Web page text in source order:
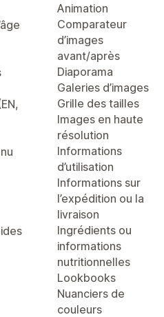
Animation
Comparateur
d’images
avant/après
Diaporama
Galeries d’images
Grille des tailles
Images en haute
résolution
Informations
d’utilisation
Informations sur
l’expédition ou la
livraison
Ingrédients ou
informations
nutritionnelles
Lookbooks
Nuanciers de
couleurs